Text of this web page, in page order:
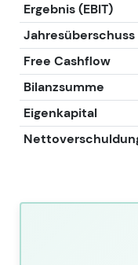
Ergebnis (EBIT)
Jahresüberschuss
Free Cashflow
Bilanzsumme
Eigenkapital